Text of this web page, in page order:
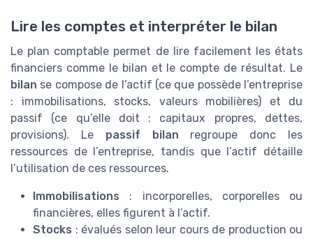
Lire les comptes et interpréter le bilan
Le plan comptable permet de lire facilement les états
financiers comme le bilan et le compte de résultat. Le
bilan se compose de l’actif (ce que possède l’entreprise
: immobilisations, stocks, valeurs mobilières) et du
passif (ce qu’elle doit : capitaux propres, dettes,
provisions). Le passif bilan regroupe donc les
ressources de l’entreprise, tandis que l’actif détaille
l’utilisation de ces ressources.
Immobilisations : incorporelles, corporelles ou
financières, elles figurent à l’actif.
Stocks : évalués selon leur cours de production ou